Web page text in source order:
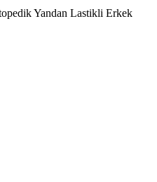
Yandan Lastikli Erkek